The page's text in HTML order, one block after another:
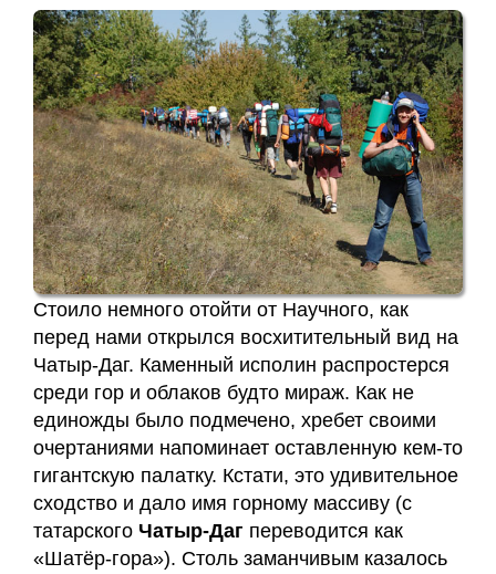
Стоило немного отойти от Научного, как
перед нами открылся восхитительный вид на
Чатыр-Даг. Каменный исполин распростерся
среди гор и облаков будто мираж. Как не
единожды было подмечено, хребет своими
очертаниями напоминает оставленную кем-то
гигантскую палатку. Кстати, это удивительное
сходство и дало имя горному массиву (с
татарского Чатыр-Даг переводится как
«Шатёр-гора»). Столь заманчивым казалось